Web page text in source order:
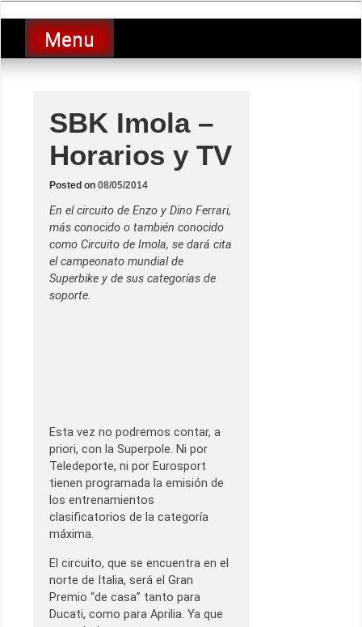
to
contentLucio Lopez GP
luciolopezgp
Menu
SBK Imola –
Horarios y TV
Posted on 08/05/2014
En el circuito de Enzo y Dino Ferrari,
más conocido o también conocido
como Circuito de Imola, se dará cita
el campeonato mundial de
Superbike y de sus categorías de
soporte.
Esta vez no podremos contar, a
priori, con la Superpole. Ni por
Teledeporte, ni por Eurosport
tienen programada la emisión de
los entrenamientos
clasificatorios de la categoría
máxima.
El circuito, que se encuentra en el
norte de Italia, será el Gran
Premio “de casa” tanto para
Ducati, como para Aprilia. Ya que